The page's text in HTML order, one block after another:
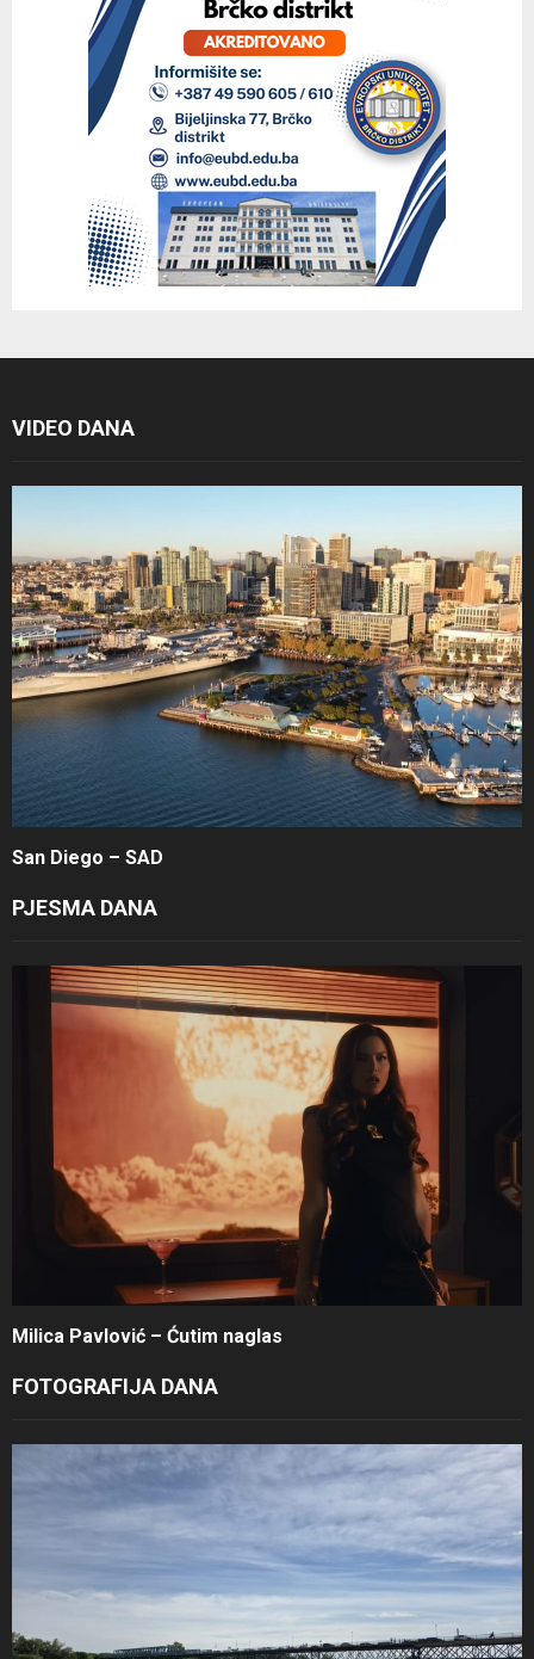
VIDEO DANA
San Diego – SAD
PJESMA DANA
Milica Pavlović – Ćutim naglas
FOTOGRAFIJA DANA